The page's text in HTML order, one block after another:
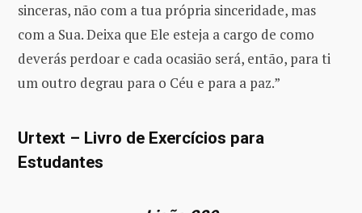
sinceras, não com a tua própria sinceridade, mas
com a Sua. Deixa que Ele esteja a cargo de como
deverás perdoar e cada ocasião será, então, para ti
um outro degrau para o Céu e para a paz.”
Urtext – Livro de Exercícios para
Estudantes